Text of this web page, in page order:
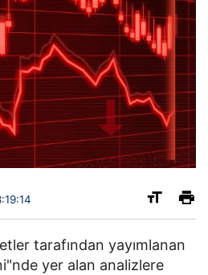
tarafından yayımlanan
yer alan analizlere